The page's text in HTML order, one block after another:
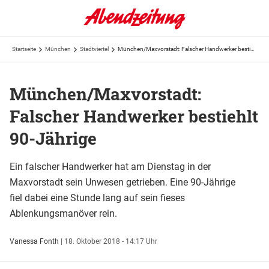
Startseite München Stadtviertel
München/Maxvorstadt:
Falscher Handwerker bestiehlt
90-Jährige
Ein falscher Handwerker hat am Dienstag in der
Maxvorstadt sein Unwesen getrieben. Eine 90-Jährige
fiel dabei eine Stunde lang auf sein fieses
Ablenkungsmanöver rein.
Vanessa Fonth | 18. Oktober 2018 - 14:17 Uhr